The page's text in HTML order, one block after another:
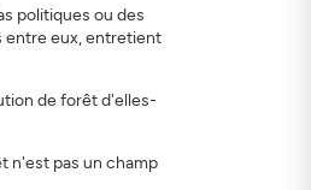
politiques ou des
entre eux, entretient
de forêt d'elles-
n'est pas un champ